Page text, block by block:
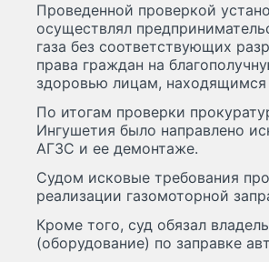
Проведенной проверкой
осуществлял
газа без соответствующих
права граждан на
здоровью лицам, находящимся
По итогам проверки
Ингушетия было направлено
АГЗС и ее демонтаже.
Судом исковые требования
реализации газомоторной
Кроме того, суд обязал
(оборудование) по заправке